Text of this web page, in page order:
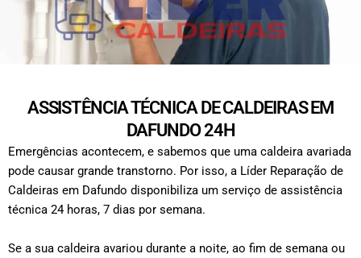
ASSISTÊNCIA TÉCNICA DE CALDEIRAS EM
DAFUNDO 24H
Emergências acontecem, e sabemos que uma caldeira avariada
pode causar grande transtorno. Por isso, a Líder Reparação de
Caldeiras em Dafundo disponibiliza um serviço de assistência
técnica 24 horas, 7 dias por semana.
Se a sua caldeira avariou durante a noite, ao fim de semana ou